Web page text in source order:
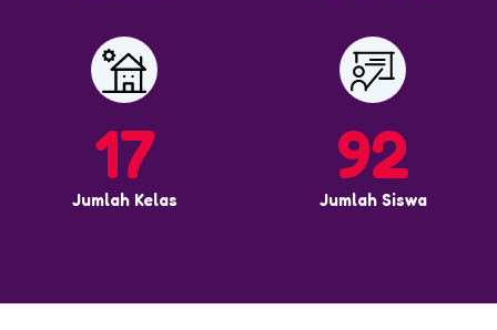
17
Jumlah Kelas
92
Jumlah Siswa